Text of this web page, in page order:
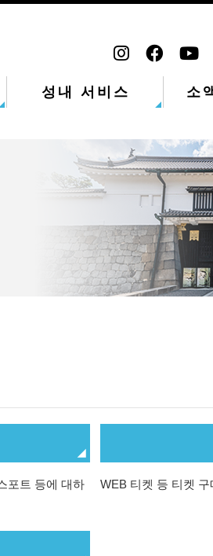
성내 서비스 소
포트 등에 대하
WEB 티켓 등 티켓